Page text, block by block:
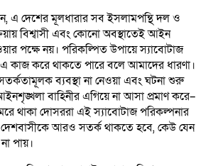
এ দেশের মূলধারার সব ইসলামপন্থি দল ও
বিশ্বাসী এবং কোনো অবস্থাতেই আইন
পক্ষে নয়। পরিকল্পিত উপায়ে স্যাবোটাজ
কাজ করে থাকতে পারে বলে আমাদের ধারণা।
ব্যবস্থা না নেওয়া এবং ঘটনা শুরু
বাহিনীর এগিয়ে না আসা প্রমাণ করে–
থাকা দোসররা এই স্যাবোটাজ পরিকল্পনার
আরও সতর্ক থাকতে হবে, কেউ যেন
পায়।